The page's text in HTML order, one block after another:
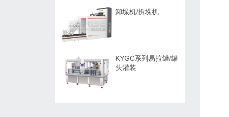
卸垛机/拆垛机
KYGC系列易拉罐/罐
头灌装